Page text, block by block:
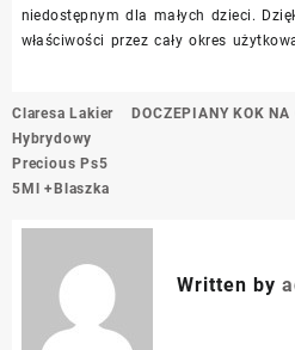
niedostępnym dla małych dzieci.
właściwości przez cały okres
Nawigacja
wpisu
Claresa Lakier
Hybrydowy
Precious Ps5
5Ml +Blaszka
DOCZEPIANY KOK NA
Written by